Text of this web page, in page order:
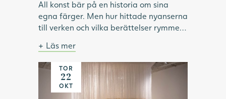
All konst bär på en historia om sina
egna färger. Men hur hittade nyanserna
till verken och vilka berättelser rymmer
målningar och skulpturer med färger
som väckt begär, burit hemligheter och
förändrat hur världen både målats och
betraktats.
Ingår i entrébiljetten. Samling i foajén.
Bild: Carl Kylberg, Hemkomsten, 1938,
Göteborgs konstmuseum.
Läs mer
Många hängande band skapar bilden av en
gul bil
TOR
22
OKT